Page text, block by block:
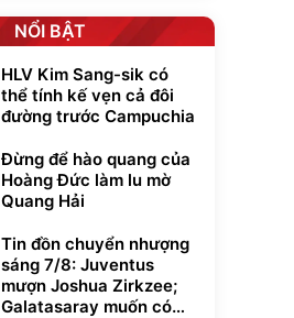
NỔI BẬT
HLV Kim Sang-sik có
thể tính kế vẹn cả đôi
đường trước Campuchia
Đừng để hào quang của
Hoàng Đức làm lu mờ
Quang Hải
Tin đồn chuyển nhượng
sáng 7/8: Juventus
mượn Joshua Zirkzee;
Galatasaray muốn có